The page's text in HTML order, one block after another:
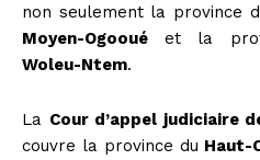
non seulement la province
Moyen-Ogooué et la
Woleu-Ntem.
La Cour d’appel judiciaire
couvre la province du Haut-